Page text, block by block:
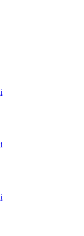
i
i
i